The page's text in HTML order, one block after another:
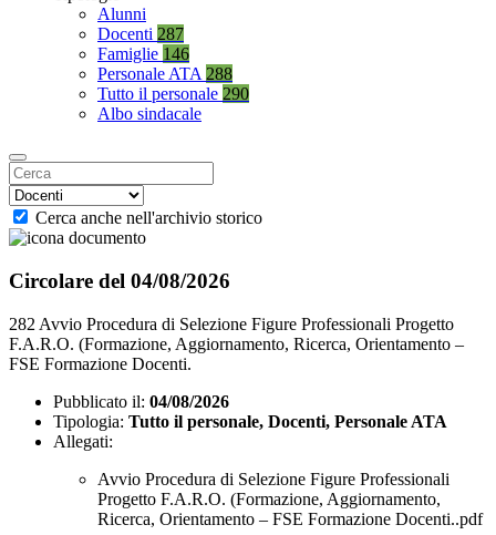
Alunni
Docenti 287
Famiglie 146
Personale ATA 288
Tutto il personale 290
Albo sindacale
Cerca anche nell'archivio storico
Circolare del 04/08/2026
282 Avvio Procedura di Selezione Figure Professionali Progetto
F.A.R.O. (Formazione, Aggiornamento, Ricerca, Orientamento –
FSE Formazione Docenti.
Pubblicato il: 04/08/2026
Tipologia: Tutto il personale, Docenti, Personale ATA
Allegati:
Avvio Procedura di Selezione Figure Professionali
Progetto F.A.R.O. (Formazione, Aggiornamento,
Ricerca, Orientamento – FSE Formazione Docenti..pdf